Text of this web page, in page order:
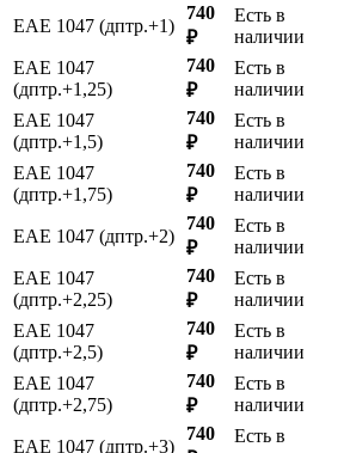
ЕАЕ 1047 (дптр.+1)
740
₽
Есть в
наличии
ЕАЕ 1047
(дптр.+1,25)
740
₽
Есть в
наличии
ЕАЕ 1047
(дптр.+1,5)
740
₽
Есть в
наличии
ЕАЕ 1047
(дптр.+1,75)
740
₽
Есть в
наличии
ЕАЕ 1047 (дптр.+2)
740
₽
Есть в
наличии
ЕАЕ 1047
(дптр.+2,25)
740
₽
Есть в
наличии
ЕАЕ 1047
(дптр.+2,5)
740
₽
Есть в
наличии
ЕАЕ 1047
(дптр.+2,75)
740
₽
Есть в
наличии
ЕАЕ 1047 (дптр.+3)
740
Есть в